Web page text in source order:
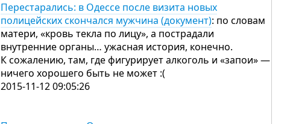
Перестарались: в Одессе после визита новых
полицейских скончался мужчина (документ): по словам
матери, «кровь текла по лицу», а пострадали
внутренние органы… ужасная история, конечно.
К сожалению, там, где фигурирует алкоголь и «запои» —
ничего хорошего быть не может :(
2015-11-12 09:05:26